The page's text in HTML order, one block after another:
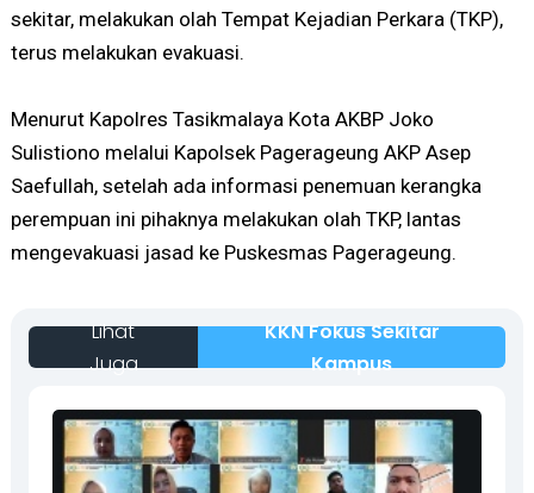
sekitar, melakukan olah Tempat Kejadian Perkara (TKP),
terus melakukan evakuasi.
Menurut Kapolres Tasikmalaya Kota AKBP Joko
Sulistiono melalui Kapolsek Pagerageung AKP Asep
Saefullah, setelah ada informasi penemuan kerangka
perempuan ini pihaknya melakukan olah TKP, lantas
mengevakuasi jasad ke Puskesmas Pagerageung.
Lihat
Juga
KKN Fokus Sekitar
Kampus